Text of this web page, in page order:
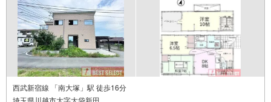
西武新宿線 「南大塚」駅 徒歩16分
埼玉県川越市大字大袋新田